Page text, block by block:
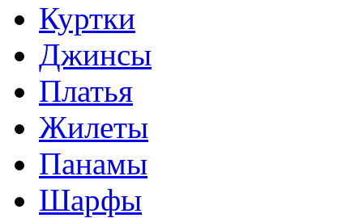
Куртки
Джинсы
Платья
Жилеты
Панамы
Шарфы